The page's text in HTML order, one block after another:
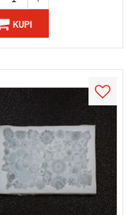
KUPI